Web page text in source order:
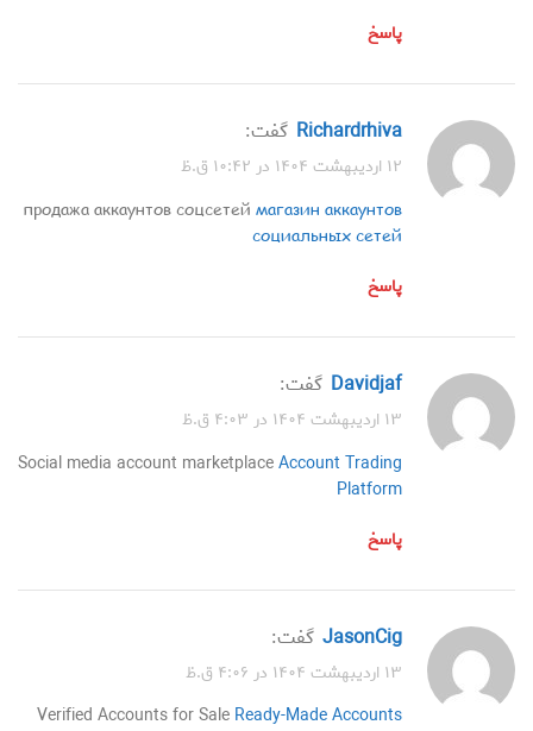
پاسخ
Richardrhiva گفت:
۱۲ اردیبهشت ۱۴۰۴ در ۱۰:۴۲ ق.ظ
продажа аккаунтов соцсетей магазин аккаунтов
социальных сетей
پاسخ
Davidjaf گفت:
۱۳ اردیبهشت ۱۴۰۴ در ۴:۰۳ ق.ظ
Social media account marketplaceAccount Trading
Platform
پاسخ
JasonCig گفت:
۱۳ اردیبهشت ۱۴۰۴ در ۴:۰۶ ق.ظ
Verified Accounts for Sale Ready-Made Accounts